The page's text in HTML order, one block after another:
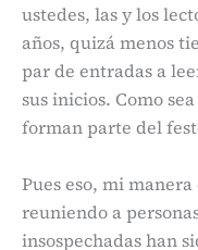
ustedes, las y los
años, quizá menos
par de entradas a
sus inicios. Como
forman parte del
Pues eso, mi
reuniendo a
insospechadas han